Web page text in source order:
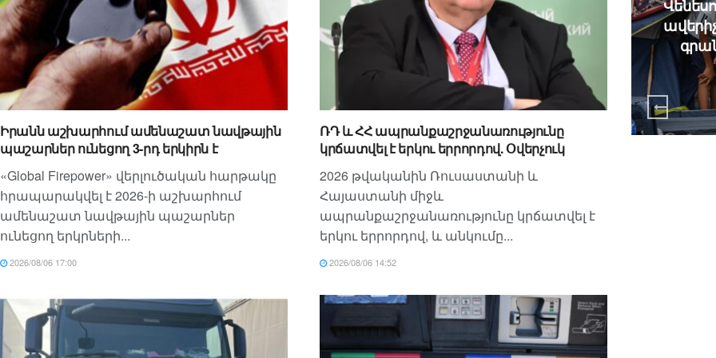
Իրանն աշխարհում ամենաշատ նավթային
պաշարներ ունեցող 3-րդ երկիրն է
«Global Firepower» վերլուծական հարթակը
հրապարակվել է 2026-ի աշխարհում
ամենաշատ նավթային պաշարներ
ունեցող երկրների...
2026/08/06 17:00
ՌԴ և ՀՀ ապրանքաշրջանառությունը
կրճատվել է երկու երրորդով. Օվերչուկ
2026 թվականին Ռուսաստանի և
Հայաստանի միջև
ապրանքաշրջանառությունը կրճատվել է
երկու երրորդով, և անկումը...
2026/08/06 14:52
են
Forbes Travel Spain-ը Հայաստանը
ներառել է 2026-ին այցելելու
նախընտրելի զբոսաշրջային
ուղղությունների ցանկում
Քիմ Քարդաշյանը նկարահանվել
է նոր սերիալում (Տեսանյութ)